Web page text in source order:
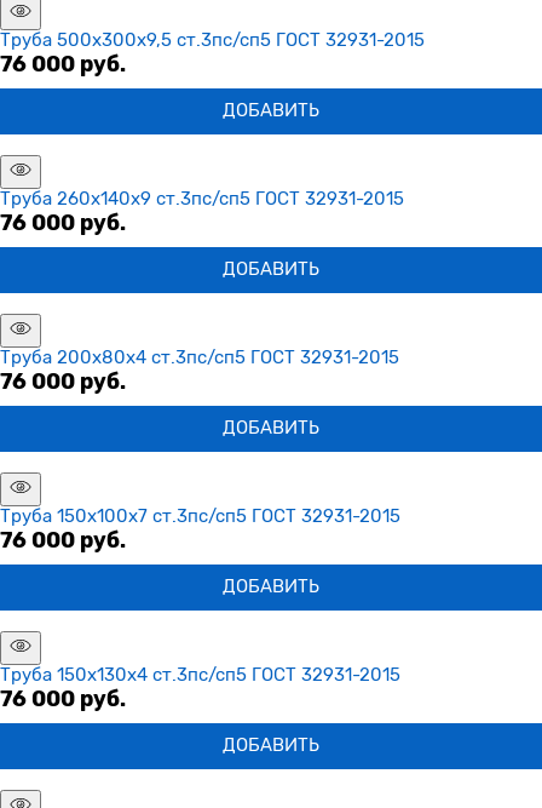
Труба 500х300х9,5 ст.3пс/сп5 ГОСТ 32931-2015
76 000 руб.
ДОБАВИТЬ
Труба 260х140х9 ст.3пс/сп5 ГОСТ 32931-2015
76 000 руб.
ДОБАВИТЬ
Труба 200х80х4 ст.3пс/сп5 ГОСТ 32931-2015
76 000 руб.
ДОБАВИТЬ
Труба 150х100х7 ст.3пс/сп5 ГОСТ 32931-2015
76 000 руб.
ДОБАВИТЬ
Труба 150х130х4 ст.3пс/сп5 ГОСТ 32931-2015
76 000 руб.
ДОБАВИТЬ